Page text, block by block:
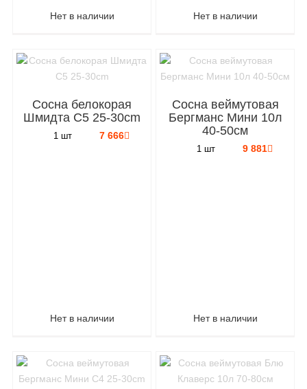
Нет в наличии Нет в наличии
Сосна белокорая
Шмидта C5 25-30cm
1 шт 7 666
Нет в наличии
Сосна веймутовая
Бергманс Мини 10л
40-50см
1 шт 9 881
Нет в наличии